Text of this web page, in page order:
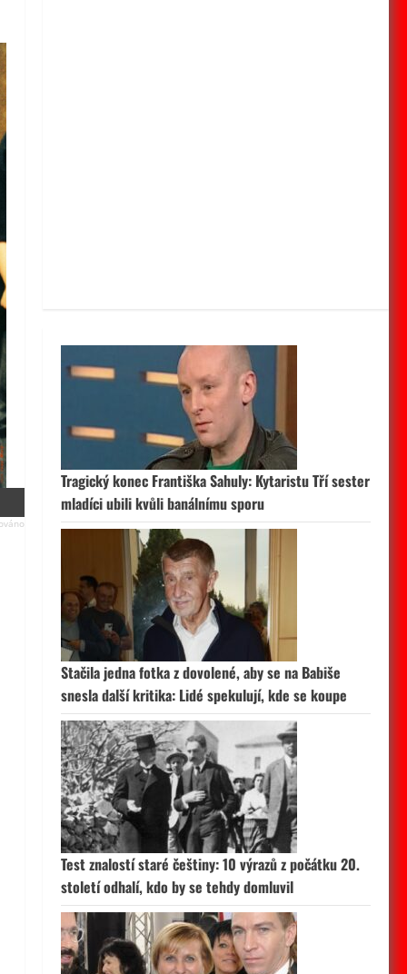
Tragický konec Františka Sahuly: Kytaristu Tří sester
mladíci ubili kvůli banálnímu sporu
Stačila jedna fotka z dovolené, aby se na Babiše
snesla další kritika: Lidé spekulují, kde se koupe
Test znalostí staré češtiny: 10 výrazů z počátku 20.
století odhalí, kdo by se tehdy domluvil